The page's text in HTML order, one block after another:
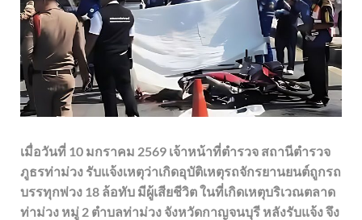
เมื่อวันที่ 10 มกราคม 2569 เจ้าหน้าที่ตำรวจ สถานีตำรวจ
ภูธรท่าม่วง รับแจ้งเหตุว่าเกิดอุบัติเหตุรถจักรยานยนต์ถูกรถ
บรรทุกพ่วง 18 ล้อทับ มีผู้เสียชีวิต ในที่เกิดเหตุบริเวณตลาด
ท่าม่วง หมู่ 2 ตำบลท่าม่วง จังหวัดกาญจนบุรี หลังรับแจ้ง จึง